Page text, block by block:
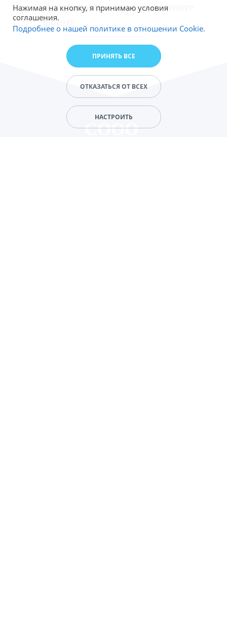
Для расчета запроса заполните
форму
СООО
Нажимая на кнопку, я принимаю условия
соглашения.
Подробнее о нашей политике в отношении Cookie.
ПРИНЯТЬ ВСЕ
ОТКАЗАТЬСЯ ОТ ВСЕХ
НАСТРОИТЬ